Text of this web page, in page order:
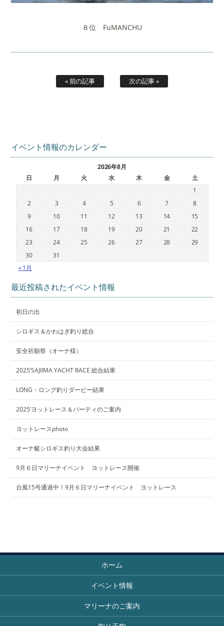
８位 FuMANCHU
« 前の記事 次の記事 »
イベント情報のカレンダー
2026年8月
日
月 火 水 木 金 土
« 1月
1
2
3 4 5 6 7
8
9
10 11 12 13 14
15
16
17 18 19 20 21
22
23
24 25 26 27 28
29
30
31
最近投稿されたイベント情報
初日の出
シロギス＆かわはぎ釣り総合
安全祈願祭（オーナ様）
2025’SAJIIMA YACHT RACE 総合結果
LONG・ロング釣りダービー結果
2025’ヨットレース＆パーティのご案内
ヨットレースphoto
オーナ艇シロギス釣り大会結果
9月６日マリーナイベント ヨットレース開催
台風15号通過中！9月６日マリーナイベント ヨットレース
ホーム
イベント情報
マリーナのご案内